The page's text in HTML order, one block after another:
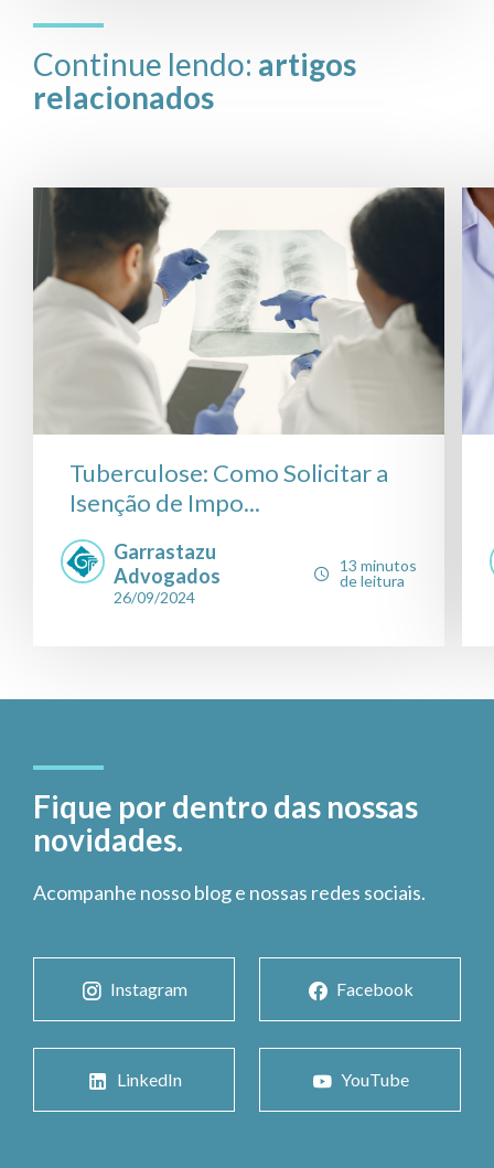
Continue lendo: artigos
relacionados
Tuberculose: Como Solicitar a
Isenção de Impo...
Garrastazu
Advogados
26/09/2024
13 minutos
de leitura
Fique por dentro das nossas
novidades.
Acompanhe nosso blog e nossas redes sociais.
Instagram Facebook
LinkedIn YouTube